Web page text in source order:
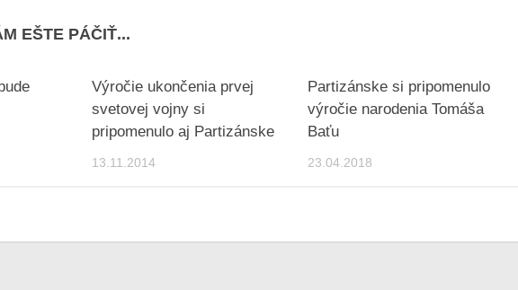
EŠTE PÁČIŤ...
Výročie ukončenia prvej
svetovej vojny si
pripomenulo aj Partizánske
13.11.2014
Partizánske si pripomenulo
výročie narodenia Tomáša
Baťu
23.04.2018